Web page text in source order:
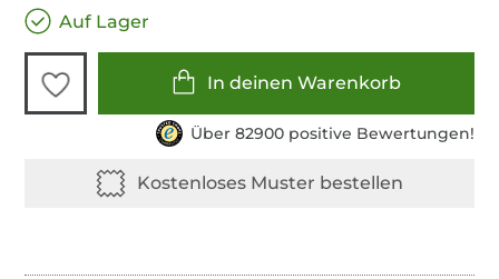
Auf Lager
In deinen Warenkorb
Über 82900 positive Bewertungen!